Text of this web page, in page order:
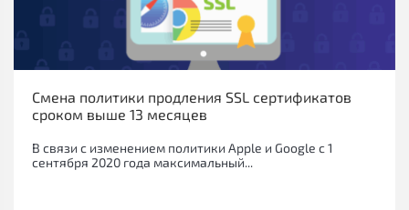
Смена политики продления SSL сертификатов
сроком выше 13 месяцев
В связи с изменением политики Apple и Google с 1
сентября 2020 года максимальный...